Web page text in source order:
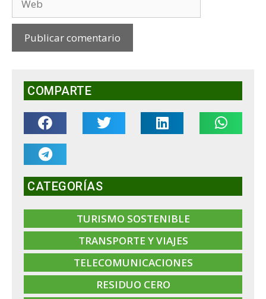
COMPARTE
CATEGORÍAS
TURISMO SOSTENIBLE
TRANSPORTE Y VIAJES
TELECOMUNICACIONES
RESIDUO CERO